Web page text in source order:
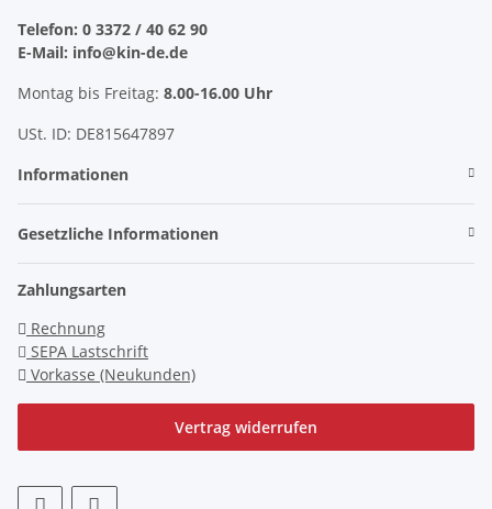
Telefon: 0 3372 / 40 62 90
E-Mail: info@kin-de.de
Montag bis Freitag: 8.00-16.00 Uhr
USt. ID: DE815647897
Informationen
Gesetzliche Informationen
Zahlungsarten
Rechnung
SEPA Lastschrift
Vorkasse (Neukunden)
Vertrag widerrufen